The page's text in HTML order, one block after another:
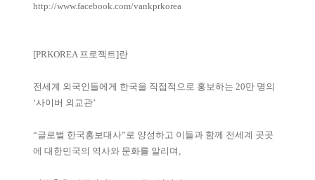
http://www.facebook.com/vankprkorea
[PRKOREA 프로젝트]란
전세계 외국인들에게 한국을 직접적으로 홍보하는 20만 명의
‘사이버 외교관’
“글로벌 한국홍보대사”로 양성하고 이들과 함께 전세계 곳곳
에 대한민국의 역사와 문화를 알리며,